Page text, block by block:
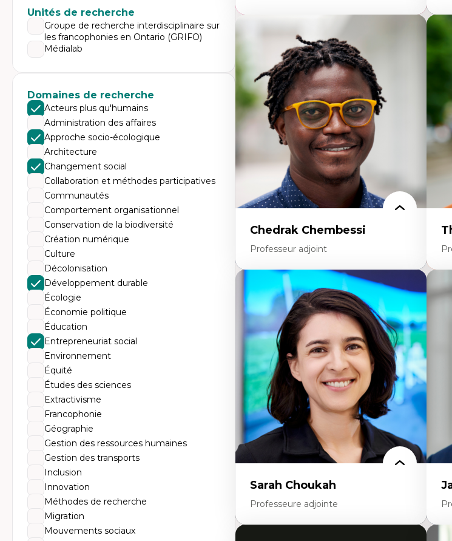
Unités de recherche
Groupe de recherche interdisciplinaire sur
les francophonies en Ontario (GRIFO)
Médialab
Domaines de recherche
Acteurs plus qu'humains
Administration des affaires
Approche socio-écologique
Architecture
Changement social
Collaboration et méthodes participatives
Communautés
Comportement organisationnel
Conservation de la biodiversité
Création numérique
Culture
Décolonisation
Développement durable
Écologie
Économie politique
Éducation
Entrepreneuriat social
Environnement
Équité
Études des sciences
Extractivisme
Francophonie
Géographie
Gestion des ressources humaines
Gestion des transports
Inclusion
Innovation
Méthodes de recherche
Migration
Mouvements sociaux
Expertises
Méthodes de recherche
Acteurs plus qu'humains
Approches socio-écologiques
Conservation de la biodiversité
Collaboration et méthodes participatives
Études des sciences
Relations humain-environnement
Transdisciplinarité
Chedrak Chembessi
Professeur adjoint
Expertises
Économie circulaire
Modèles d’affaires durables
Histoire des faits économiques
Gestion durable des ressources naturelles
Écologie industrielle
Aménagement durable du territoire
Développement régional
Coopératives
Télétravail en milieu rural francophone
Transition socio-écologique
Sarah Choukah
Professeure adjointe